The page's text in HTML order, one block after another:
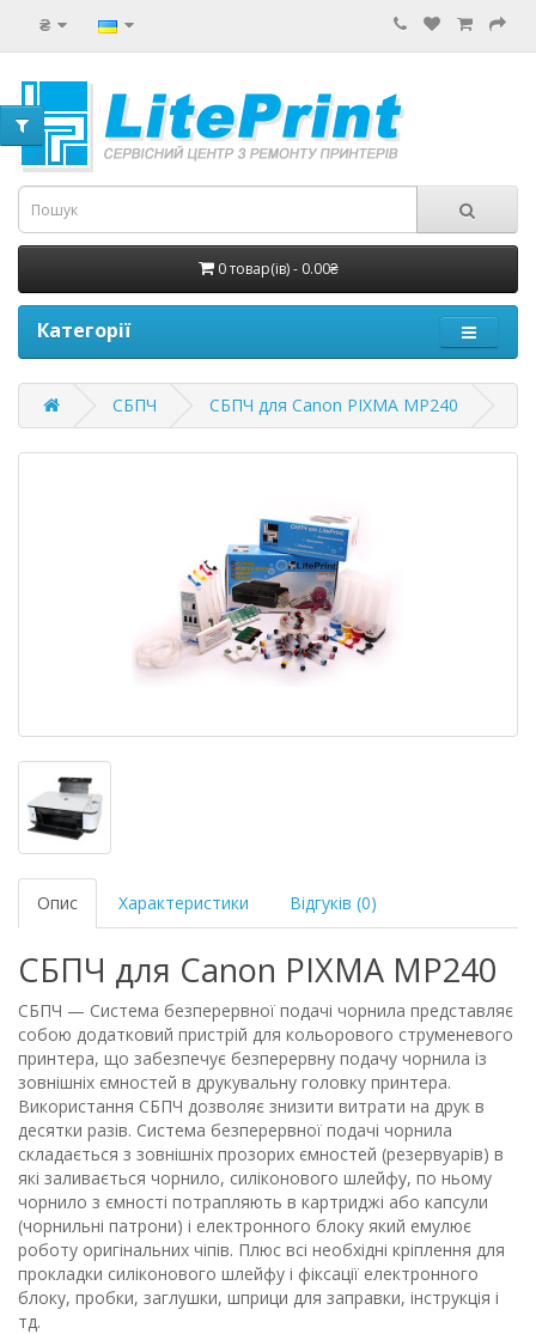
₴
0 товар(ів) - 0.00₴
Категорії
СБПЧ СБПЧ для Canon PIXMA MP240
Опис Характеристики Відгуків (0)
СБПЧ для Canon PIXMA MP240
СБПЧ — Система безперервної подачі чорнила представляє
собою додатковий пристрій для кольорового струменевого
принтера, що забезпечує безперервну подачу чорнила із
зовнішніх ємностей в друкувальну головку принтера.
Використання СБПЧ дозволяє знизити витрати на друк в
десятки разів. Система безперервної подачі чорнила
складається з зовнішніх прозорих ємностей (резервуарів) в
які заливається чорнило, силіконового шлейфу, по ньому
чорнило з ємності потрапляють в картриджі або капсули
(чорнильні патрони) і електронного блоку який емулює
роботу оригінальних чіпів. Плюс всі необхідні кріплення для
прокладки силіконового шлейфу і фіксації електронного
блоку, пробки, заглушки, шприци для заправки, інструкція і
тд.